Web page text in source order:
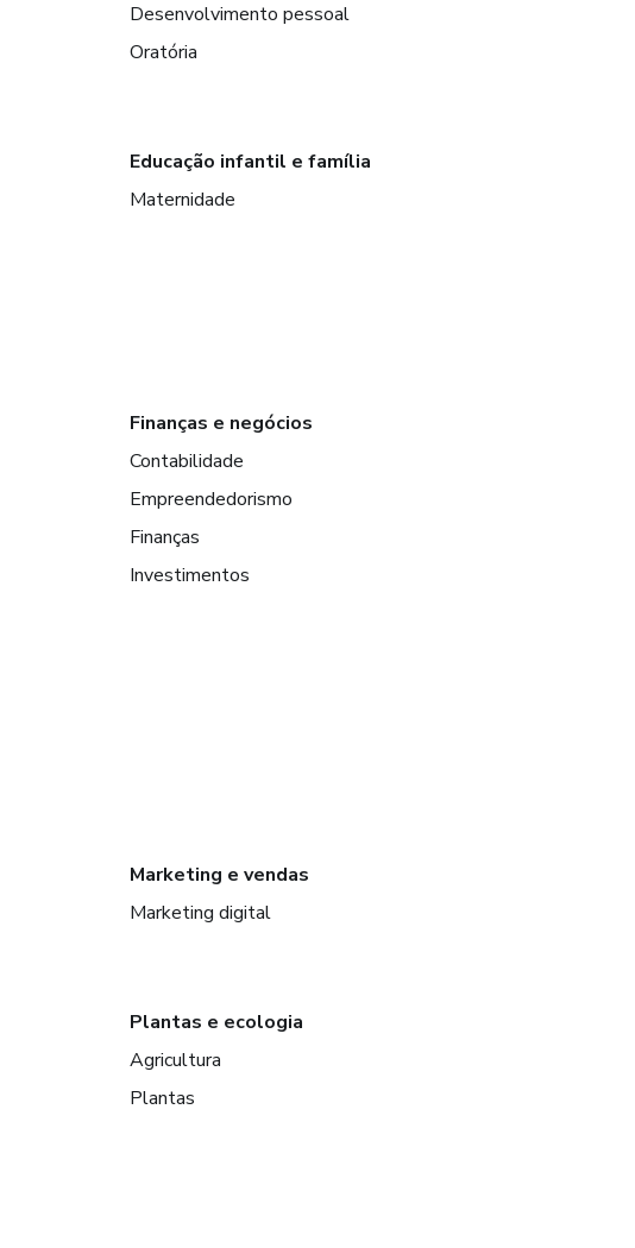
Desenvolvimento pessoal
Oratória
Educação infantil e família
Maternidade
Finanças e negócios
Contabilidade
Empreendedorismo
Finanças
Investimentos
Marketing e vendas
Marketing digital
Plantas e ecologia
Agricultura
Plantas